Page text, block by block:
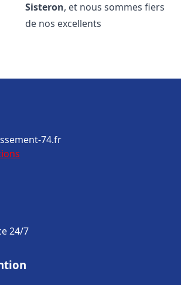
Sisteron, et nous sommes fiers
de nos excellents
74.fr
24/7